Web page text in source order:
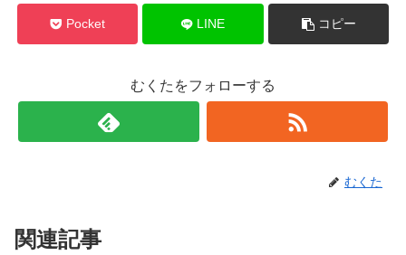
Pocket LINE コピー
むくたをフォローする
むくた
関連記事